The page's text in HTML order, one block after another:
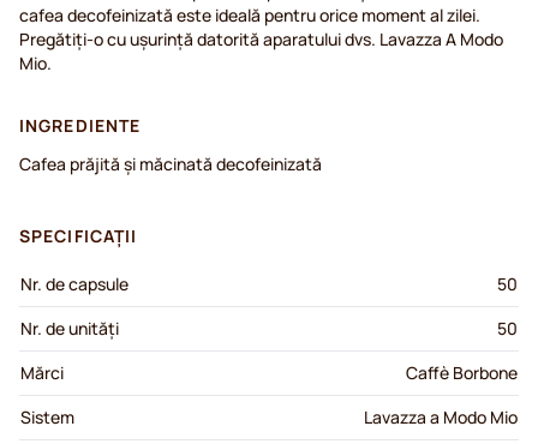
cafea decofeinizată este ideală pentru orice moment al zilei.
Pregătiți-o cu ușurință datorită aparatului dvs. Lavazza A Modo
Mio.
INGREDIENTE
Cafea prăjită și măcinată decofeinizată
SPECIFICAȚII
Nr. de capsule
50
Nr. de unități
50
Mărci
Caffè Borbone
Sistem
Lavazza a Modo Mio